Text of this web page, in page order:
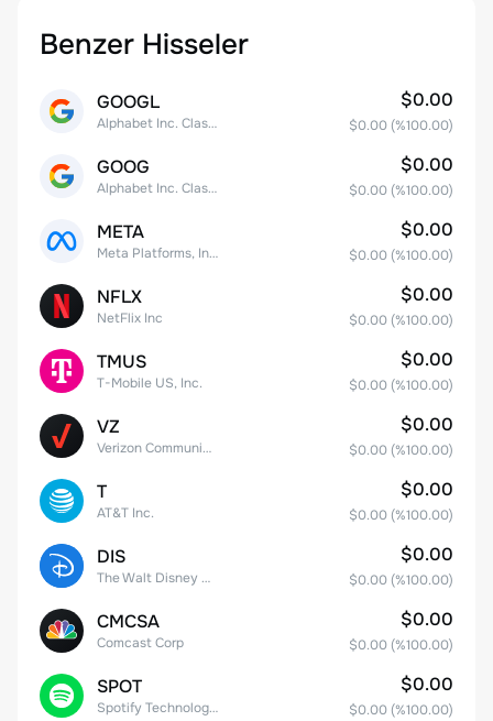
Benzer Hisseler
GOOGL
Alphabet Inc. Class A Common Stock
$0.00
$0.00 (%100.00)
GOOG
Alphabet Inc. Class C Capital Stock
$0.00
$0.00 (%100.00)
META
Meta Platforms, Inc. Class A Common Stock
$0.00
$0.00 (%100.00)
NFLX
NetFlix Inc
$0.00
$0.00 (%100.00)
TMUS
T-Mobile US, Inc.
$0.00
$0.00 (%100.00)
VZ
Verizon Communications
$0.00
$0.00 (%100.00)
T
AT&T Inc.
$0.00
$0.00 (%100.00)
DIS
The Walt Disney Company
$0.00
$0.00 (%100.00)
CMCSA
Comcast Corp
$0.00
$0.00 (%100.00)
SPOT
Spotify Technology S.A.
$0.00
$0.00 (%100.00)